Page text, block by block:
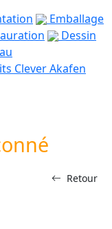
Emballage
Dessin
Clever Akafen
Retour